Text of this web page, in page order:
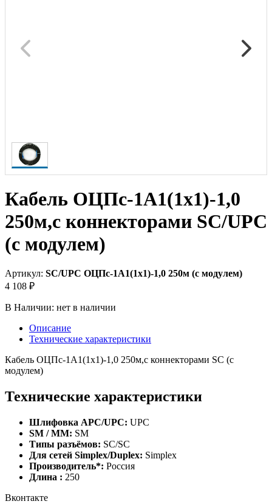
Кабель ОЦПс-1А1(1х1)-1,0
250м,c коннекторами SC/UPC
(с модулем)
Артикул: SC/UPC ОЦПс-1А1(1х1)-1,0 250м (с модулем)
4 108 ₽
В Наличии: нет в наличии
Описание
Технические характеристики
Кабель ОЦПс-1А1(1х1)-1,0 250м,c коннекторами SC (с
модулем)
Технические характеристики
Шлифовка APC/UPC: UPC
SM / MM: SM
Типы разъёмов: SC/SC
Для сетей Simplex/Duplex: Simplex
Производитель*: Россия
Длина : 250
Вконтакте